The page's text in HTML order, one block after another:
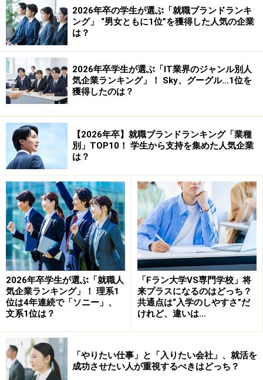
※学生の面接に関する相談で、最も多いのが、こ
の「未来」系の質問だ。考えてみてほしい。た
とえ志望職種を聞かれても、その仕事を実際や
までも君の「推測」にすぎない。さらに、大学
のゼミへのエントリーと同じく、人気・不人気
の職種は絶対に生まれる。ぴったり定員通りに
割り振れることはない。結局は内定者全員に第
三志望まで聴き、一人一人面接をして配属は決
定されるのだ。にもかかわらず、面接官がまだ
内定が出ていない学生に、あえてこの質問をす
るのは、逆に「一つの職種にこだわっていない
か」を確認する質問である可能性が高い。つま
り、職種にこだわっている学生は、あまり欲し
くないのだ。とは言っても「何でもやりま
す！」ではあまりにも芸がない。よって、志望
いて、仕事をしたいと述べるのが、正しい回答
となる。
2026年卒の学生が選ぶ「就職ブランドランキ
ング」 “男女ともに1位”を獲得した人気の企業
は？
2026年卒学生が選ぶ「IT業界のジャンル別人
気企業ランキング」！ Sky、グーグル…1位を
獲得したのは？
【2026年卒】就職ブランドランキング「業種
別」TOP10！ 学生から支持を集めた人気企業
は？
2026年卒学生が選ぶ「就職人
気企業ランキング」！ 理系1
位は4年連続で「ソニー」、
文系1位は？
「Fラン大学VS専門学校」将
来プラスになるのはどっち？
共通点は“入学のしやすさ”だ
けれど、違いは…
「やりたい仕事」と「入りたい会社」、就活を
成功させたい人が重視するべきはどっち？